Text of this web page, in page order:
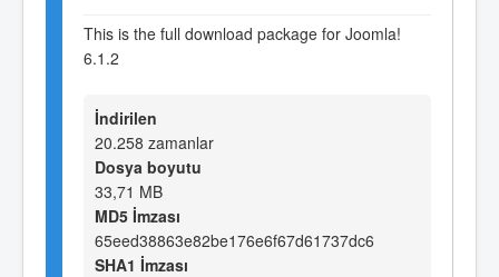
This is the full download package for Joomla!
6.1.2
İndirilen
20.258 zamanlar
Dosya boyutu
33,71 MB
MD5 İmzası
65eed38863e82be176e6f67d61737dc6
SHA1 İmzası